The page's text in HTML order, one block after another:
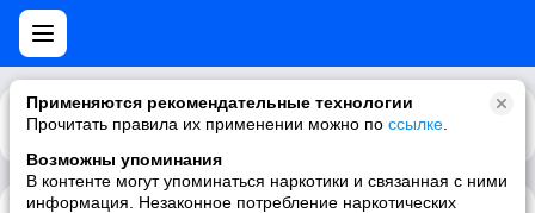
Применяются рекомендательные технологии
Прочитать правила их применении можно по ссылке
Возможны упоминания
В контенте могут упоминаться наркотики и связанная с ними
информация. Незаконное потребление наркотических
Каталог Рекомендации